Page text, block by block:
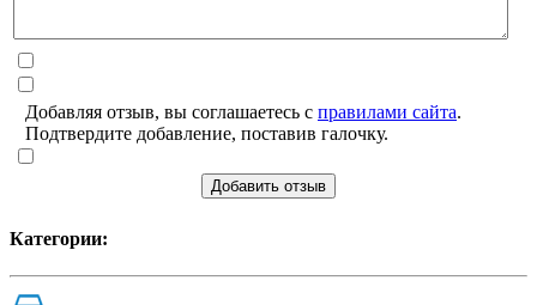
Добавляя отзыв, вы соглашаетесь с правилами сайта.
Подтвердите добавление, поставив галочку.
Добавить отзыв
Категории: